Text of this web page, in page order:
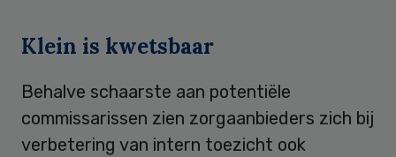
Klein is kwetsbaar
Behalve schaarste aan potentiële
commissarissen zien zorgaanbieders zich bij
verbetering van intern toezicht ook